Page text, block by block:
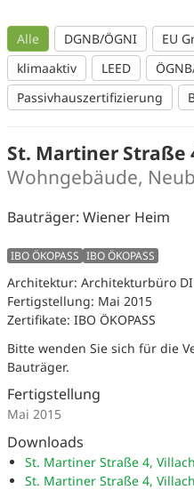
Alle DGNB/ÖGNI EU
klimaaktiv
LEED
Passivhauszertifizierung
St. Martiner Straße
Wohngebäude,
Bauträger: Wiener Heim
IBO ÖKOPASS IBO ÖKOPASS
Architektur: Architekturbüro DI
Fertigstellung: Mai 2015
Zertifikate: IBO ÖKOPASS
Bitte wenden Sie sich für die
Bauträger.
Fertigstellung
Mai 2015
Downloads
St. Martiner Straße 4,
St. Martiner Straße 4,